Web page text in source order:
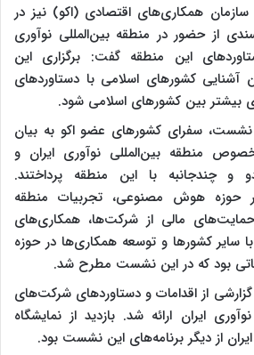
همکاری‌های اقتصادی (اکو) نیز در
از حضور در منطقه بین‌المللی نوآوری
این منطقه گفت: برگزاری این
کشورهای اسلامی با دستاوردهای
بیشتر بین کشورهای اسلامی شود.
سفرای کشورهای عضو اکو به بیان
منطقه بین‌المللی نوآوری ایران و
و چندجانبه با این منطقه پرداختند.
حوزه هوش مصنوعی، تجربیات منطقه
مالی از شرکت‌ها، همکاری‌های
کشورها و توسعه همکاری‌ها در حوزه
بود که در این نشست مطرح شد.
از اقدامات و دستاوردهای شرکت‌های
ایران ارائه شد. بازدید از نمایشگاه
از دیگر برنامه‌های این نشست بود.